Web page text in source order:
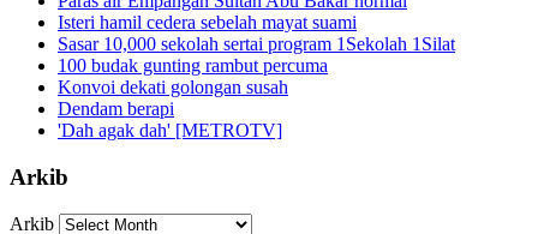
Isteri hamil cedera sebelah mayat suami
Sasar 10,000 sekolah sertai program 1Sekolah 1Silat
100 budak gunting rambut percuma
Konvoi dekati golongan susah
Dendam berapi
'Dah agak dah' [METROTV]
Arkib
Arkib